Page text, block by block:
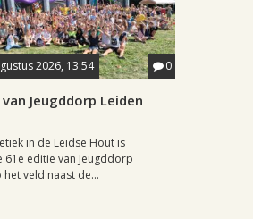
2026, 13:54 0
Jeugddorp Leiden
in de Leidse Hout is
61e editie van Jeugddorp
veld naast de...